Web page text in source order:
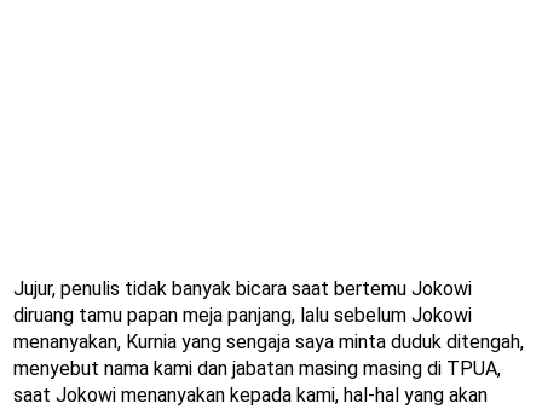
Jujur, penulis tidak banyak bicara saat bertemu Jokowi
diruang tamu papan meja panjang, lalu sebelum Jokowi
menanyakan, Kurnia yang sengaja saya minta duduk ditengah,
menyebut nama kami dan jabatan masing masing di TPUA,
saat Jokowi menanyakan kepada kami, hal-hal yang akan